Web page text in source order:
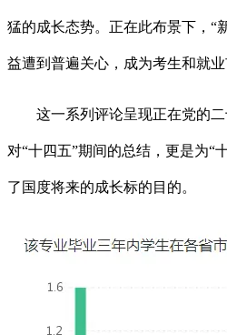
猛的成长态势。正在此布景下，“
益遭到普遍关心，成为考生和就业
这一系列评论呈现正在党的二
对“十四五”期间的总结，更是为“
了国度将来的成长标的目的。